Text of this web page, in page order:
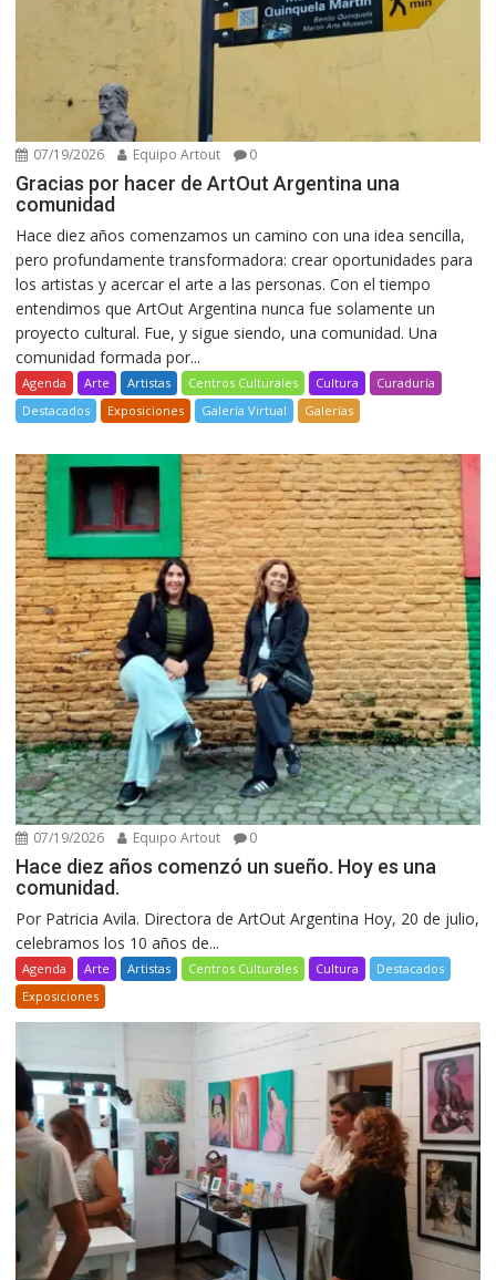
07/19/2026 Equipo Artout 0
Gracias por hacer de ArtOut Argentina una
comunidad
Hace diez años comenzamos un camino con una idea sencilla,
pero profundamente transformadora: crear oportunidades para
los artistas y acercar el arte a las personas. Con el tiempo
entendimos que ArtOut Argentina nunca fue solamente un
proyecto cultural. Fue, y sigue siendo, una comunidad. Una
comunidad formada por...
Agenda Arte Artistas Centros Culturales Cultura
Curaduría
Destacados
Exposiciones Galería Virtual Galerías
07/19/2026 Equipo Artout 0
Hace diez años comenzó un sueño. Hoy es una
comunidad.
Por Patricia Avila. Directora de ArtOut Argentina Hoy, 20 de julio,
celebramos los 10 años de...
Agenda Arte Artistas Centros Culturales Cultura
Destacados
Exposiciones